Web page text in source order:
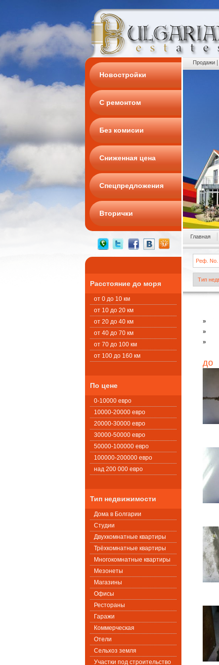
Новостройки
С ремонтом
Без комисии
Сниженная цена
Спецпредложения
Вторички
Расстояние до моря
от 0 до 10 км
от 10 до 20 км
от 20 до 40 км
от 40 до 70 км
от 70 до 100 км
от 100 до 160 км
По цене
0-10000 евро
10000-20000 евро
20000-30000 евро
30000-50000 евро
50000-100000 евро
100000-200000 евро
над 200 000 евро
Тип недвижимости
Дома в Болгарии
Студии
Двухкомнатные квартиры
Трёхкомнатные квартиры
Многокомнатные квартиры
Мезонеты
Магазины
Офисы
Рестораны
Гаражи
Коммерческая
Oтели
Сельхоз земля
Участки под строительство
Продажи
Главная
»
»
»
до